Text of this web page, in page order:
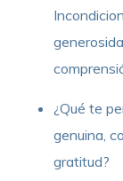
¿Qué te
genuina,
gratitud?